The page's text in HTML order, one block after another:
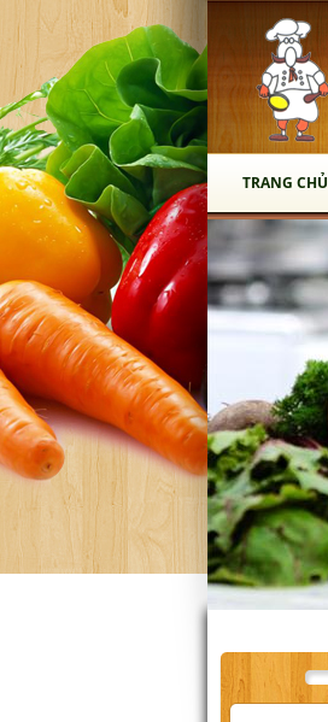
TRANG CHỦ
TRANG CHỦ
GIỚI THIỆU
SẢN PHẨM
Thớt Gỗ
Chén Gỗ
Vá Múc Canh
Xẻng Xào Gỗ
Gạt Tàn
Muỗng Gỗ
Lót Ly
Dĩa Gỗ
Lót Nồi